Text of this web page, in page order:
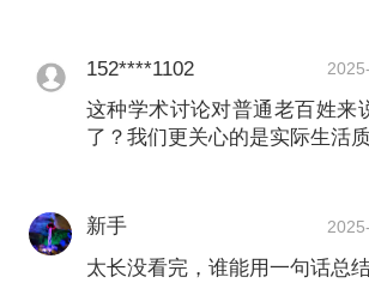
答：中华文化国际传播、世
等，无论是理论还是实践，
看，都是为了推动世界更
识中国。换句话说，无论
界，还是世界研究中国，从
152****1102
这种学术讨论对普通老百姓来
了？我们更关心的是实际生活
新手
太长没看完，谁能用一句话总